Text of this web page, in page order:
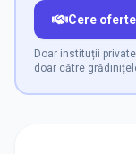
Cere
Doar instituții
doar către